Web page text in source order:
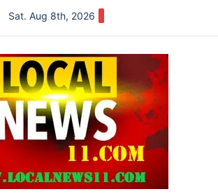
Sat. Aug 8th, 2026